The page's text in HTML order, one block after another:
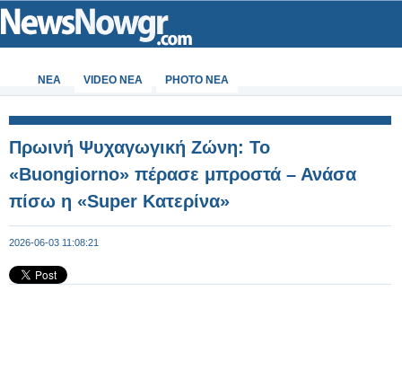
ΝΕΑ VIDEO NEA PHOTO NEA
Πρωινή Ψυχαγωγική Ζώνη: Το
«Buongiorno» πέρασε μπροστά – Ανάσα
πίσω η «Super Κατερίνα»
2026-06-03 11:08:21